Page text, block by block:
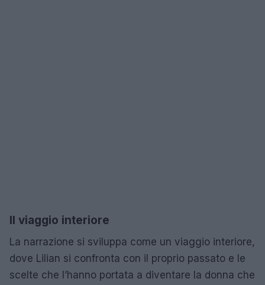
Il viaggio interiore
La narrazione si sviluppa come un viaggio interiore,
dove Lilian si confronta con il proprio passato e le
scelte che l’hanno portata a diventare la donna che